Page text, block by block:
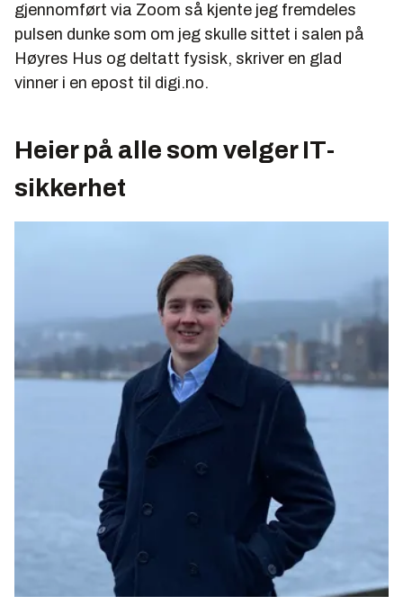
gjennomført via Zoom så kjente jeg fremdeles
pulsen dunke som om jeg skulle sittet i salen på
Høyres Hus og deltatt fysisk, skriver en glad
vinner i en epost til digi.no.
Heier på alle som velger IT-
sikkerhet